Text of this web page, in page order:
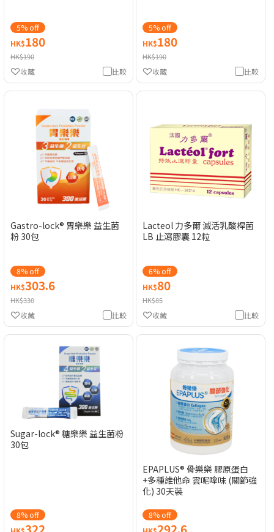
5% off
HK$180
HK$190
比較
收藏
5% off
HK$180
HK$190
比較
收藏
Gastro-lock® 胃樂樂 益生菌
粉 30包
8% off
HK$303.6
HK$330
比較
收藏
Lacteol 力多爾 滅活乳酸桿菌
LB 止瀉膠囊 12粒
6% off
HK$80
HK$85
比較
收藏
Sugar-lock® 糖樂樂 益生菌粉
30包
8% off
EPAPLUS® 骨樂樂 膠原蛋白
+多種維他命 雲呢嗱味 (關節強
化) 30天裝
8% off